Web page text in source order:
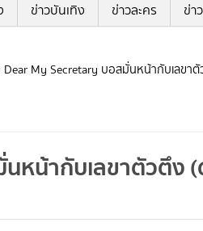
ข่าวบันเทิง ข่าวละคร ข่า
Dear My Secretary บอสมั่นหน้ากับเลขา
นหน้ากับเลขาตัวตึง